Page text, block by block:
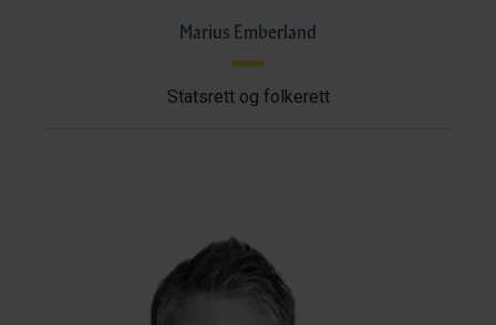
Marius Emberland
Statsrett og folkerett